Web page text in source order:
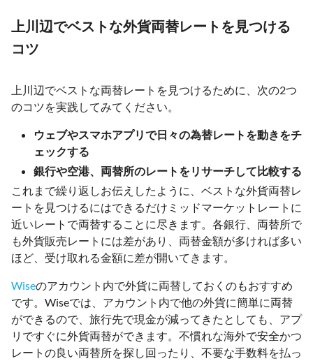
上川辺でベストな外貨両替レートを見つける
コツ
上川辺でベストな両替レートを見つけるために、次の2つ
のコツを実践してみてください。
ウェブやスマホアプリで日々の為替レートを動きをチ
ェックする
銀行や空港、両替所のレートをリサーチして比較する
これまで繰り返しお伝えしたように、ベストな外貨両替レ
ートを見つけるにはできるだけミッドマーケットレートに
近いレートで両替することに尽きます。各銀行、両替所で
も外貨販売レートには差があり、両替金額が多ければ多い
ほど、受け取れる金額に差が開いてきます。
Wiseのアカウント内で外貨に両替しておくのもおすすめ
です。Wiseでは、アカウント内で他の外貨に簡単に両替
ができるので、旅行先で現金が減ってきたとしても、アプ
リですぐに外貨両替ができます。不慣れな海外で安全かつ
レートの良い両替所を探し回ったり、不要な手数料を払っ